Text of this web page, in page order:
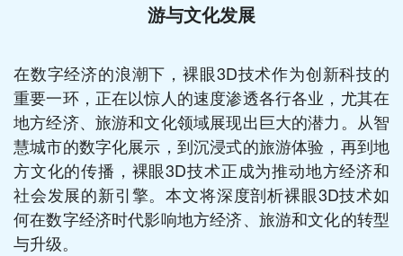
游与文化发展
在数字经济的浪潮下，裸眼3D技术作为创新科技的
重要一环，正在以惊人的速度渗透各行各业，尤其在
地方经济、旅游和文化领域展现出巨大的潜力。从智
慧城市的数字化展示，到沉浸式的旅游体验，再到地
方文化的传播，裸眼3D技术正成为推动地方经济和
社会发展的新引擎。本文将深度剖析裸眼3D技术如
何在数字经济时代影响地方经济、旅游和文化的转型
与升级。